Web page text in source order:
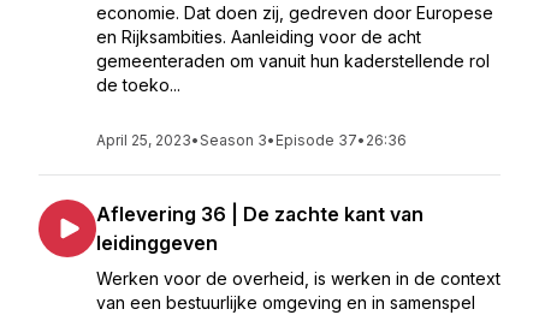
economie. Dat doen zij, gedreven door Europese
en Rijksambities. Aanleiding voor de acht
gemeenteraden om vanuit hun kaderstellende rol
de toeko...
April 25, 2023•Season 3• Episode 37• 26:36
Aflevering 36 | De zachte kant van
leidinggeven
Werken voor de overheid, is werken in de context
van een bestuurlijke omgeving en in samenspel